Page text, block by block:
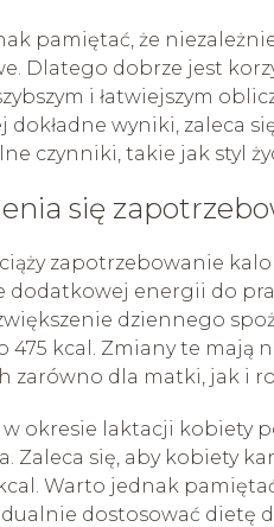
pamiętać, że
Dlatego dobrze jest
i łatwiejszym
dokładne wyniki, zaleca
czynniki, takie jak styl
się
zapotrzebowanie
dodatkowej energii do
dziennego
475 kcal. Zmiany te mają
zarówno dla matki, jak i
okresie laktacji kobiety
Zaleca się, aby kobiety
Warto jednak
dostosować dietę